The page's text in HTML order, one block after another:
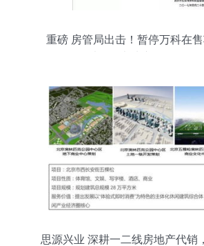
重磅 房管局出击！暂停万科在
思源兴业 深耕一二线房地产代销